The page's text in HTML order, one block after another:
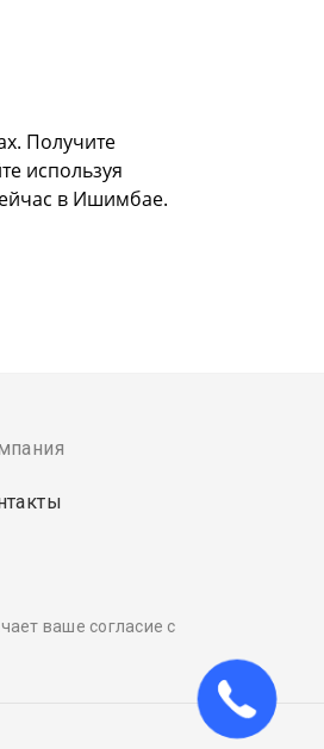
Получите
используя
в Ишимбае.
ваше согласие с